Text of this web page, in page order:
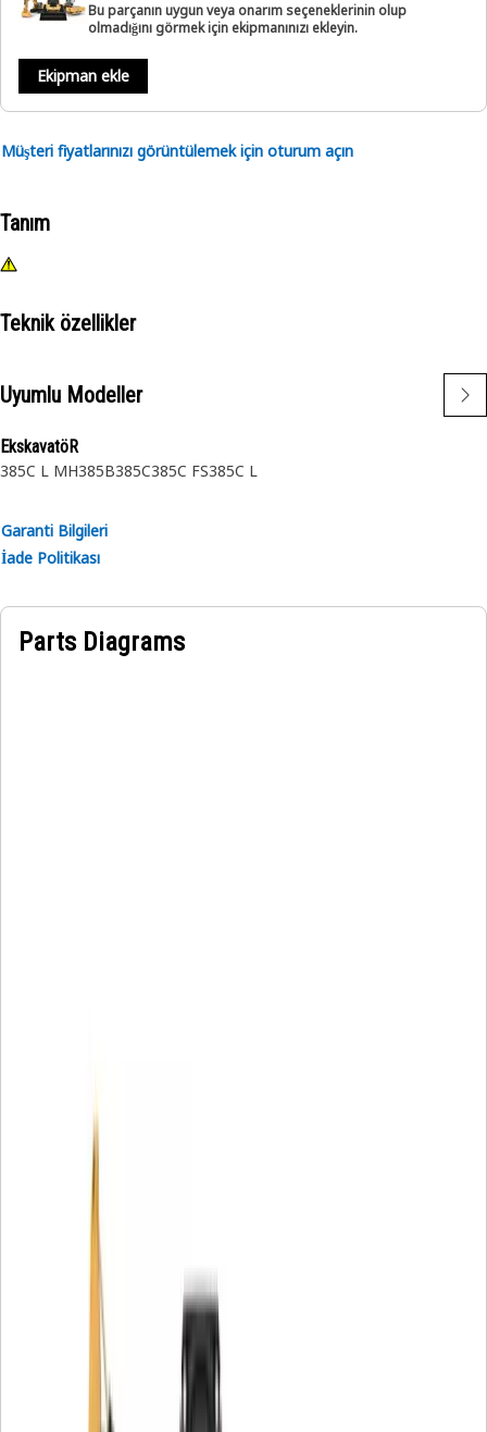
Bu parçanın uygun veya onarım seçeneklerinin olup
olmadığını görmek için ekipmanınızı ekleyin.
Ekipman ekle
Müşteri fiyatlarınızı görüntülemek için oturum açın
Tanım
Teknik özellikler
Uyumlu Modeller
EkskavatöR
385C L MH385B385C385C FS385C L
Garanti Bilgileri
İade Politikası
Parts Diagrams